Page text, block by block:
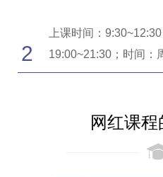
2
上课时间：
19:00~21:30；时间：
网红课